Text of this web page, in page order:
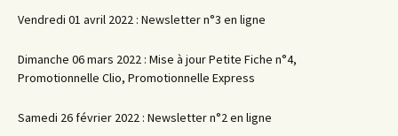
Vendredi 01 avril 2022 : Newsletter n°3 en ligne
Dimanche 06 mars 2022 : Mise à jour Petite Fiche n°4,
Promotionnelle Clio, Promotionnelle Express
Samedi 26 février 2022 : Newsletter n°2 en ligne